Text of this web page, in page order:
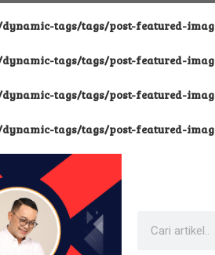
tags/tags/post-featured-
tags/tags/post-featured-
tags/tags/post-featured-
tags/tags/post-featured-